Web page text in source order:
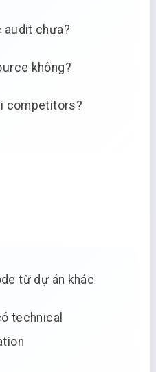
audit chưa?
không?
competitors?
từ dự án khác
technical